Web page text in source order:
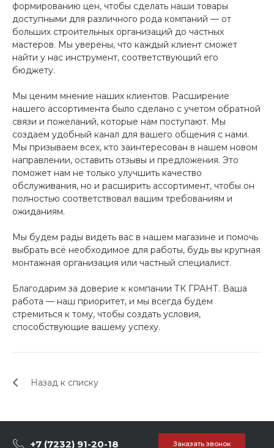
формированию цен, чтобы сделать наши товары
доступными для различного рода компаний — от
больших строительных организаций до частных
мастеров. Мы уверены, что каждый клиент сможет
найти у нас инструмент, соответствующий его
бюджету.
Мы ценим мнение наших клиентов. Расширение
нашего ассортимента было сделано с учетом обратной
связи и пожеланий, которые нам поступают. Мы
создаем удобный канал для вашего общения с нами.
Мы призываем всех, кто заинтересован в нашем новом
направлении, оставить отзывы и предложения. Это
поможет нам не только улучшить качество
обслуживания, но и расширить ассортимент, чтобы он
полностью соответствовал вашим требованиям и
ожиданиям.
Мы будем рады видеть вас в нашем магазине и помочь
выбрать всё необходимое для работы, будь вы крупная
монтажная организация или частный специалист.
Благодарим за доверие к компании ТК ГРАНТ. Ваша
работа — наш приоритет, и мы всегда будем
стремиться к тому, чтобы создать условия,
способствующие вашему успеху.
Назад к списку
+7 (7232) 91-20-18 Заказать звонок